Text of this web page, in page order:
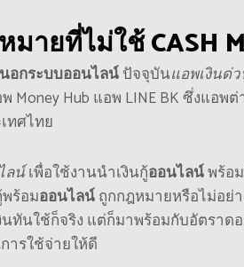
มายที่ไม่ใช้CASH
อกระบบออนไลน์ปัจจุบันแอพเงินด่
Money Hub แอพ LINE BK ซึ่งแอพ
ทศไทย
ลน์เพื่อใช้งานนำเงินกู้ออนไลน์พร้อ
ร้อมออนไลน์ถูกกฎหมายหรือไม่อย่
ทันใช้ก็จริง แต่ก็มาพร้อมกับอัตราด
ารใช้จ่ายให้ดี